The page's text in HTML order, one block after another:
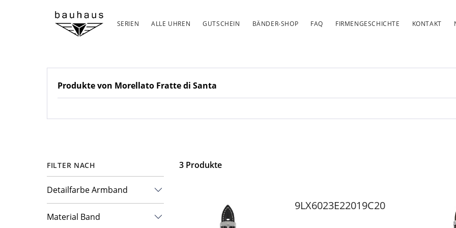
SERIEN ALLE UHREN GUTSCHEIN BÄNDER-SHOP FAQ FIRMENGESCHICHTE KONTAKT
Produkte von Morellato Fratte di Santa
FILTER NACH
Detailfarbe Armband
dunkelbraun
Material Band
3 Produkte
9LX6023E22019C20